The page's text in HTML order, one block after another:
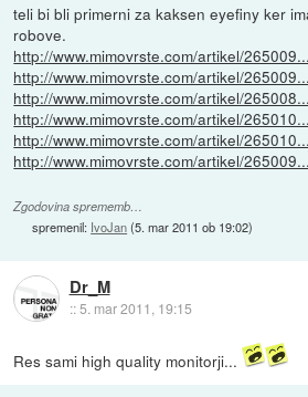
teli bi bli primerni za kaksen eyefiny ker
robove.
http://www.mimovrste.com/artikel/265009...
http://www.mimovrste.com/artikel/265009...
http://www.mimovrste.com/artikel/265008...
http://www.mimovrste.com/artikel/265010...
http://www.mimovrste.com/artikel/265010...
http://www.mimovrste.com/artikel/265009...
Zgodovina sprememb…
spremenil: IvoJan(5. mar 2011 ob 19:02)
Dr_M
::5. mar 2011, 19:15
Res sami high quality monitorji...